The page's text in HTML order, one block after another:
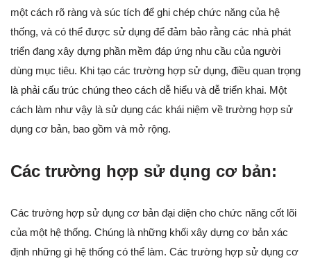
một cách rõ ràng và súc tích để ghi chép chức năng của hệ
thống, và có thể được sử dụng để đảm bảo rằng các nhà phát
triển đang xây dựng phần mềm đáp ứng nhu cầu của người
dùng mục tiêu. Khi tạo các trường hợp sử dụng, điều quan trọng
là phải cấu trúc chúng theo cách dễ hiểu và dễ triển khai. Một
cách làm như vậy là sử dụng các khái niệm về trường hợp sử
dụng cơ bản, bao gồm và mở rộng.
Các trường hợp sử dụng cơ bản:
Các trường hợp sử dụng cơ bản đại diện cho chức năng cốt lõi
của một hệ thống. Chúng là những khối xây dựng cơ bản xác
định những gì hệ thống có thể làm. Các trường hợp sử dụng cơ